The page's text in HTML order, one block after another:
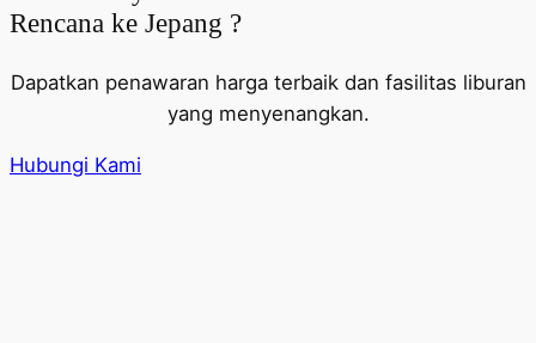
Rencana ke Jepang ?
Dapatkan penawaran harga terbaik dan fasilitas liburan
yang menyenangkan.
Hubungi Kami